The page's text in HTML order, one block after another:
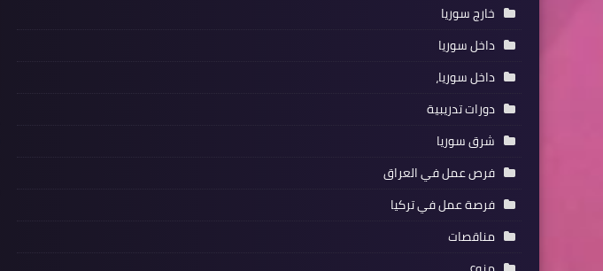
خارج سوريا
داخل سوريا
داخل سوريا،
دورات تدريبية
شرق سوريا
فرص عمل في العراق
فرصة عمل في تركيا
مناقصات